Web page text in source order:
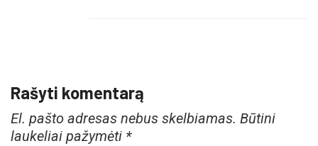
Rašyti komentarą
El. pašto adresas nebus skelbiamas. Būtini
laukeliai pažymėti *